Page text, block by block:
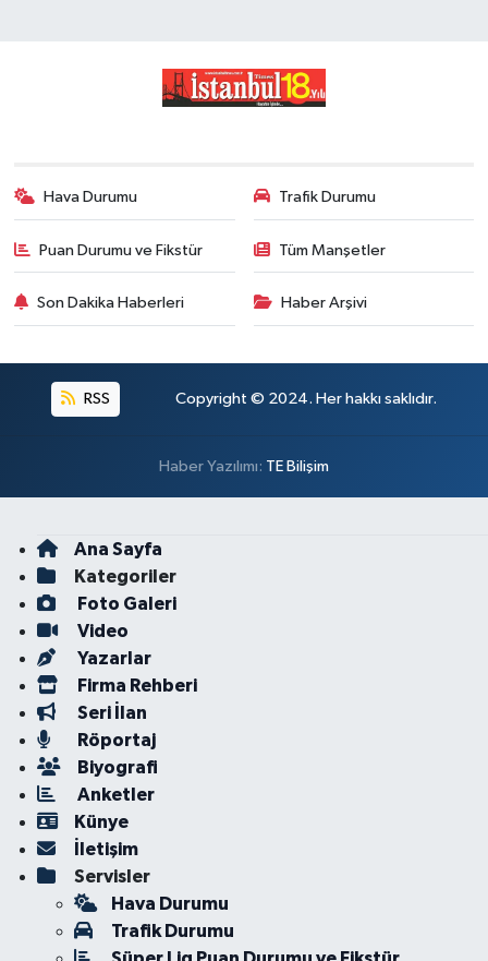
Hava Durumu Trafik Durumu
Puan Durumu ve Fikstür Tüm Manşetler
Son Dakika Haberleri Haber Arşivi
RSS Copyright © 2024. Her hakkı saklıdır.
Haber Yazılımı: TE Bilişim
Ana Sayfa
Kategoriler
Foto Galeri
Video
Yazarlar
Firma Rehberi
Seri İlan
Röportaj
Biyografi
Anketler
Künye
İletişim
Servisler
Hava Durumu
Trafik Durumu